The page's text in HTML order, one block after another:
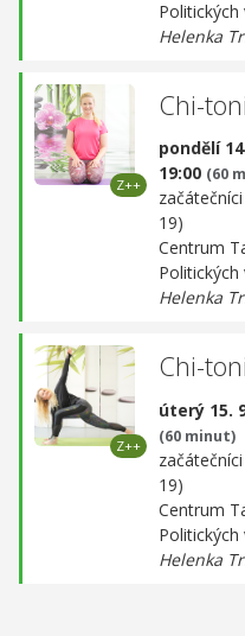
Politických
Helenka
Chi-
pondělí
19:00 (60
19)
Centrum
Politických
Helenka
Chi-
úterý 15.
(60 minut)
19)
Centrum
Politických
Helenka